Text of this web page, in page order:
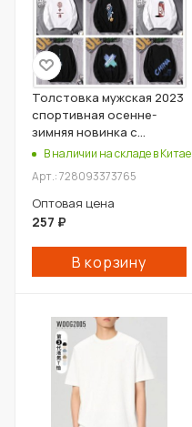
Толстовка мужская 2023
спортивная осенне-
зимняя новинка с
принтом оптом из Китая
В наличии на складе в Китае
Арт.: 728093373765
Оптовая цена
257 ₽
В корзину